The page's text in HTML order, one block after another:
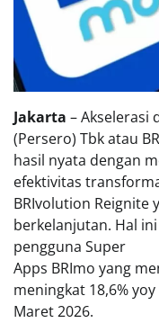
Jakarta – Akselerasi
(Persero) Tbk atau
hasil nyata dengan
efektivitas
BRIvolution Reignite
berkelanjutan. Hal
pengguna Super
Apps BRImo yang
meningkat 18,6%
Maret 2026.